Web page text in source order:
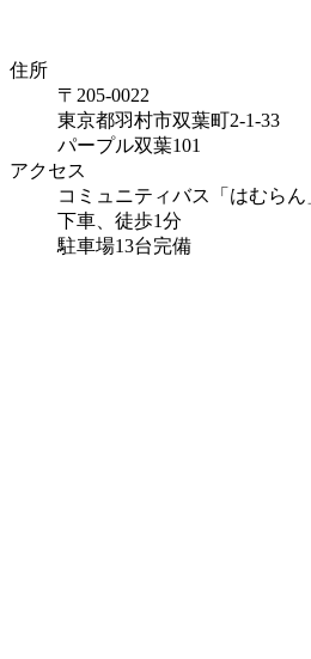
住所
〒205-0022
東京都羽村市双葉町2-1-33
パープル双葉101
アクセス
コミュニティバス「はむらん
下車、徒歩1分
駐車場13台完備